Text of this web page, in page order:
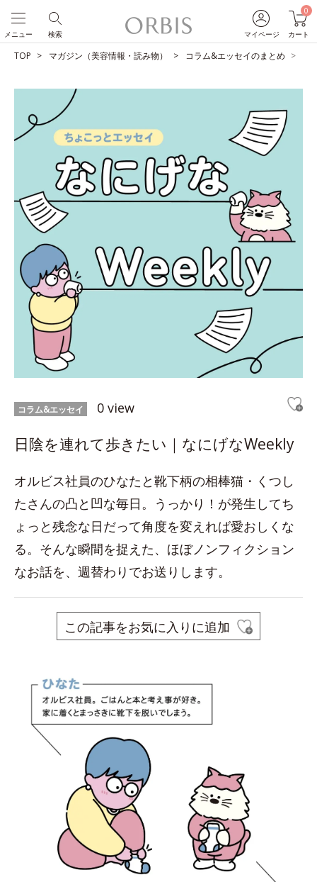
マイページ
0
カート
検索
メニュー
TOP マガジン（美容情報・読み物） コラム&エッセイのまとめ
コラム&エッセイ 0 view
日陰を連れて歩きたい｜なにげなWeekly
オルビス社員のひなたと靴下柄の相棒猫・くつし
たさんの凸と凹な毎日。うっかり！が発生してち
ょっと残念な日だって角度を変えれば愛おしくな
る。そんな瞬間を捉えた、ほぼノンフィクション
なお話を、週替わりでお送りします。
この記事をお気に入りに追加